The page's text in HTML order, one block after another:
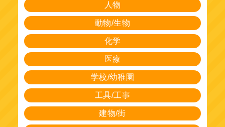
人物
動物/生物
化学
医療
学校/幼稚園
工具/工事
建物/街